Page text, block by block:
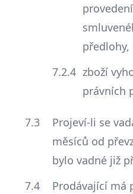
předlohy,
zboží
právních
Projeví-li se
měsíců od
bylo vadné již
Prodávající má